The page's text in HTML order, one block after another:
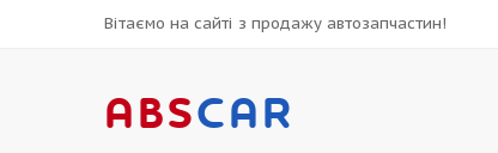
Вітаємо на сайті з продажу автозапчастин!
ABSCAR